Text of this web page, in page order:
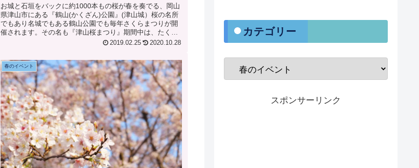
お城と石垣をバックに約1000本もの桜が春を奏でる、岡山
県津山市にある『鶴山(かくざん)公園』(津山城）桜の名所
でもあり名城でもある鶴山公園でも毎年さくらまつりが開
催されます。その名も『津山桜まつり』期間中は、たくさ
2019.02.25 2020.10.28
春のイベント
・カテゴリー
スポンサーリンク